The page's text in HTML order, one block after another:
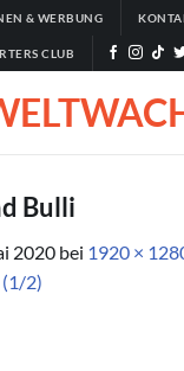
& WERBUNG
CLUB
Bulli
2020 bei 1920 ×
(1/2)